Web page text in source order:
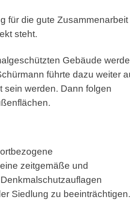
für die gute Zusammenarbeit
steht.
Gebäude
führte dazu weiter
sein werden. Dann folgen
zeitgemäße und
Siedlung zu beeinträchtigen.